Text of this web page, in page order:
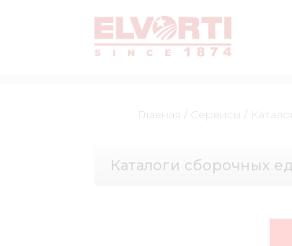
Главная / Сервисы /
Каталоги сборочных